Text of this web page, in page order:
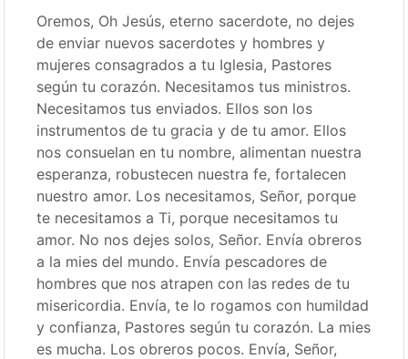
Oremos, Oh Jesús, eterno sacerdote, no dejes
de enviar nuevos sacerdotes y hombres y
mujeres consagrados a tu Iglesia, Pastores
según tu corazón. Necesitamos tus ministros.
Necesitamos tus enviados. Ellos son los
instrumentos de tu gracia y de tu amor. Ellos
nos consuelan en tu nombre, alimentan nuestra
esperanza, robustecen nuestra fe, fortalecen
nuestro amor. Los necesitamos, Señor, porque
te necesitamos a Ti, porque necesitamos tu
amor. No nos dejes solos, Señor. Envía obreros
a la mies del mundo. Envía pescadores de
hombres que nos atrapen con las redes de tu
misericordia. Envía, te lo rogamos con humildad
y confianza, Pastores según tu corazón. La mies
es mucha. Los obreros pocos. Envía, Señor,